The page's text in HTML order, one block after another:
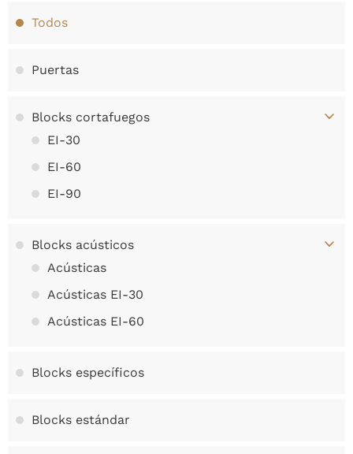
Todos
Puertas
Blocks cortafuegos
EI-30
EI-60
EI-90
Blocks acústicos
Acústicas
Acústicas EI-30
Acústicas EI-60
Blocks específicos
Blocks estándar